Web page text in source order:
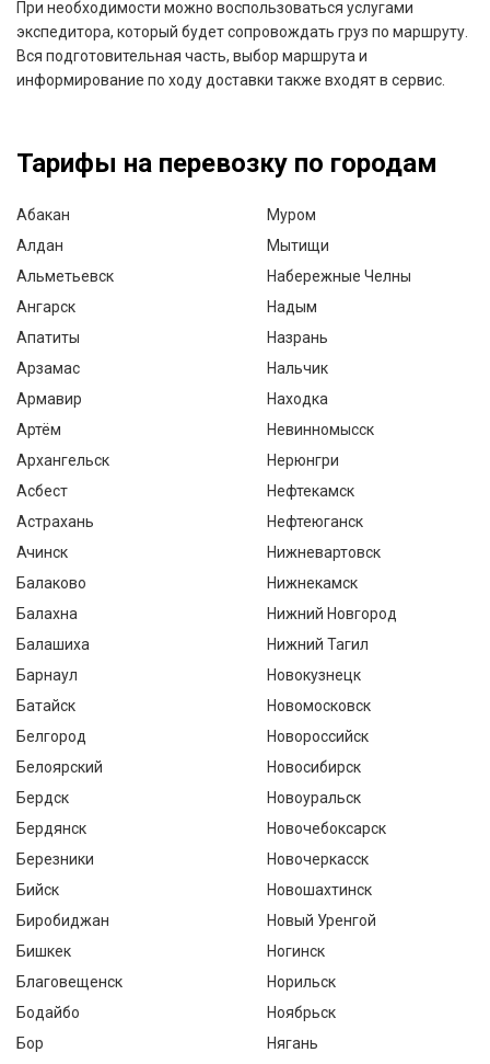
При необходимости можно воспользоваться услугами
экспедитора, который будет сопровождать груз по маршруту.
Вся подготовительная часть, выбор маршрута и
информирование по ходу доставки также входят в сервис.
Тарифы на перевозку по городам
Абакан
Алдан
Альметьевск
Ангарск
Апатиты
Арзамас
Армавир
Артём
Архангельск
Асбест
Астрахань
Ачинск
Балаково
Балахна
Балашиха
Барнаул
Батайск
Белгород
Белоярский
Бердск
Бердянск
Березники
Бийск
Биробиджан
Бишкек
Благовещенск
Бодайбо
Бор
Муром
Мытищи
Набережные Челны
Надым
Назрань
Нальчик
Находка
Невинномысск
Нерюнгри
Нефтекамск
Нефтеюганск
Нижневартовск
Нижнекамск
Нижний Новгород
Нижний Тагил
Новокузнецк
Новомосковск
Новороссийск
Новосибирск
Новоуральск
Новочебоксарск
Новочеркасск
Новошахтинск
Новый Уренгой
Ногинск
Норильск
Ноябрьск
Нягань